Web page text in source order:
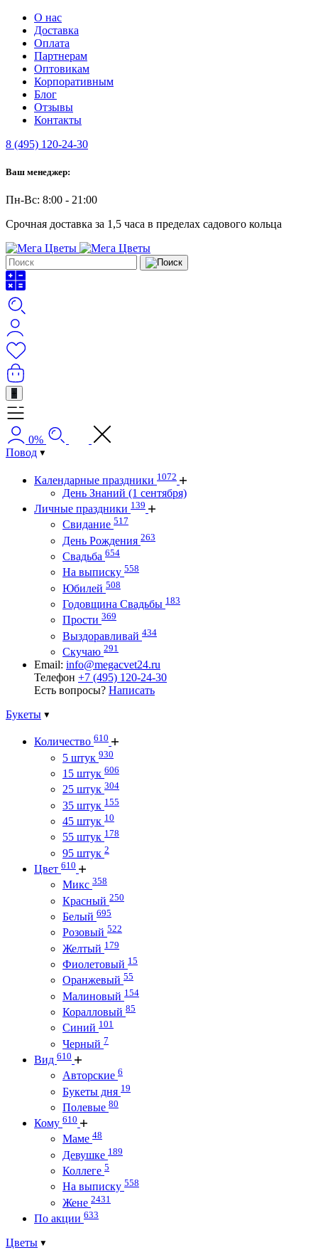
О нас
Доставка
Оплата
Партнерам
Оптовикам
Корпоративным
Блог
Отзывы
Контакты
8 (495) 120-24-30
Ваш менеджер:
Пн-Вс: 8:00 - 21:00
Срочная доставка за 1,5 часа в пределах садового кольца
+
0%
Повод
Календарные праздники 1072
День Знаний (1 сентября)
Личные праздники 139
Свидание 517
День Рождения 263
Свадьба 654
На выписку 558
Юбилей 508
Годовщина Свадьбы 183
Прости 369
Выздоравливай 434
Скучаю 291
Email: info@megacvet24.ru
Телефон +7 (495) 120-24-30
Есть вопросы? Написать
Букеты
Количество 610
5 штук 930
15 штук 606
25 штук 304
35 штук 155
45 штук 10
55 штук 178
95 штук 2
Цвет 610
Микс 358
Красный 250
Белый 695
Розовый 522
Желтый 179
Фиолетовый 15
Оранжевый 55
Малиновый 154
Коралловый 85
Синий 101
Черный 7
Вид 610
Авторские 6
Букеты дня 19
Полевые 80
Кому 610
Маме 48
Девушке 189
Коллеге 5
На выписку 558
Жене 2431
По акции 633
Цветы